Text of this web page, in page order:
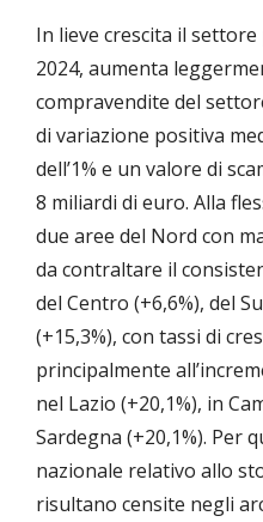
In lieve crescita il
2024, aumenta
compravendite del
di variazione positiva
dell’1% e un valore di
8 miliardi di euro. Alla
due aree del Nord con
da contraltare il
del Centro (+6,6%), del
(+15,3%), con tassi di
principalmente
nel Lazio (+20,1%), in
Sardegna (+20,1%). Per
nazionale relativo allo
risultano censite negli